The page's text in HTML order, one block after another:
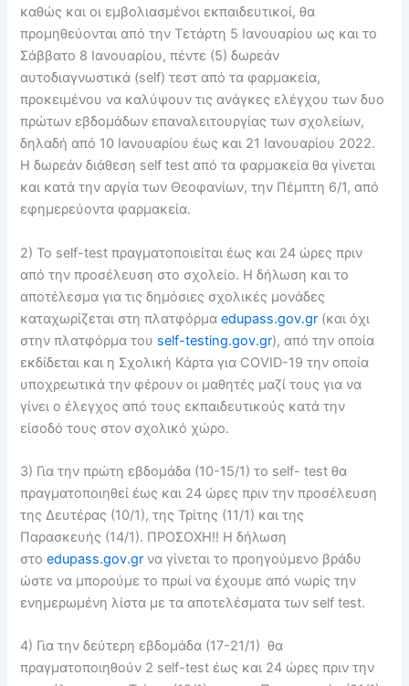
καθώς και οι εμβολιασμένοι εκπαιδευτικοί, θα
προμηθεύονται από την Τετάρτη 5 Ιανουαρίου ως και το
Σάββατο 8 Ιανουαρίου, πέντε (5) δωρεάν
αυτοδιαγνωστικά (self) τεστ από τα φαρμακεία,
προκειμένου να καλύψουν τις ανάγκες ελέγχου των δυο
πρώτων εβδομάδων επαναλειτουργίας των σχολείων,
δηλαδή από 10 Ιανουαρίου έως και 21 Ιανουαρίου 2022.
Η δωρεάν διάθεση self test από τα φαρμακεία θα γίνεται
και κατά την αργία των Θεοφανίων, την Πέμπτη 6/1, από
εφημερεύοντα φαρμακεία.
2) Το self-test πραγματοποιείται έως και 24 ώρες πριν
από την προσέλευση στο σχολείο. Η δήλωση και το
αποτέλεσμα για τις δημόσιες σχολικές μονάδες
καταχωρίζεται στη πλατφόρμαedupass.gov.gr (και όχι
στην πλατφόρμα του self-testing.gov.gr), από την οποία
εκδίδεται και η Σχολική Κάρτα για COVID-19 την οποία
υποχρεωτικά την φέρουν οι μαθητές μαζί τους για να
γίνει ο έλεγχος από τους εκπαιδευτικούς κατά την
είσοδό τους στον σχολικό χώρο.
3) Για την πρώτη εβδομάδα (10-15/1) το self- test θα
πραγματοποιηθεί έως και 24 ώρες πριν την προσέλευση
της Δευτέρας (10/1), της Τρίτης (11/1) και της
Παρασκευής (14/1). ΠΡΟΣΟΧΗ!! Η δήλωση
στοedupass.gov.gr να γίνεται το προηγούμενο βράδυ
ώστε να μπορούμε το πρωί να έχουμε από νωρίς την
ενημερωμένη λίστα με τα αποτελέσματα των self test.
4) Για την δεύτερη εβδομάδα (17-21/1) θα
πραγματοποιηθούν 2 self-test έως και 24 ώρες πριν την